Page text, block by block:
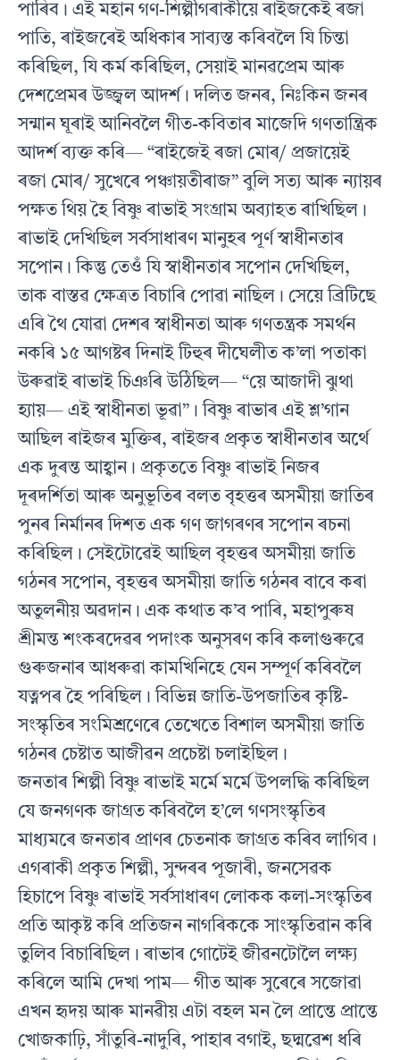
পাৰিব। এই মহান গণ-শিল্পীগৰাকীয়ে ৰাইজকেই ৰজা
পাতি, ৰাইজৰেই অধিকাৰ সাব্যস্ত কৰিবলৈ যি চিন্তা
কৰিছিল, যি কর্ম কৰিছিল, সেয়াই মানৱপ্ৰেম আৰু
দেশপ্রেমৰ উজ্জ্বল আদর্শ। দলিত জনৰ, নিঃকিন জনৰ
সন্মান ঘূৰাই আনিবলৈ গীত-কবিতাৰ মাজেদি গণতান্ত্রিক
আদর্শ ব্যক্ত কৰি— “ৰাইজেই ৰজা মােৰ/ প্রজায়েই
ৰজা মােৰ/ সুখেৰে পঞ্চায়তীৰাজ” বুলি সত্য আৰু ন্যায়ৰ
পক্ষত থিয় হৈ বিষ্ণু ৰাভাই সংগ্রাম অব্যাহত ৰাখিছিল।
ৰাভাই দেখিছিল সর্বসাধাৰণ মানুহৰ পূর্ণ স্বাধীনতাৰ
সপােন। কিন্তু তেওঁ যি স্বাধীনতাৰ সপােন দেখিছিল,
তাক বাস্তৱ ক্ষেত্ৰত বিচাৰি পােৱা নাছিল। সেয়ে ব্রিটিছে
এৰি থৈ যােৱা দেশৰ স্বাধীনতা আৰু গণতন্ত্রক সমর্থন
নকৰি ১৫ আগষ্টৰ দিনাই টিহুৰ দীঘেলীত ক’লা পতাকা
উৰুৱাই ৰাভাই চিঞৰি উঠিছিল— “য়ে আজাদী ঝুথা
হ্যায়— এই স্বাধীনতা ভূৱা”। বিষ্ণু ৰাভাৰ এই শ্ল’গান
আছিল ৰাইজৰ মুক্তিৰ, ৰাইজৰ প্রকৃত স্বাধীনতাৰ অর্থে
এক দুৰন্ত আহ্বান। প্রকৃততে বিষ্ণু ৰাভাই নিজৰ
দূৰদৰ্শিতা আৰু অনুভূতিৰ বলত বৃহত্তৰ অসমীয়া জাতিৰ
পুনৰ নিৰ্মানৰ দিশত এক গণ জাগৰণৰ সপােন ৰচনা
কৰিছিল। সেইটোৱেই আছিল বৃহত্তৰ অসমীয়া জাতি
গঠনৰ সপােন, বৃহত্তৰ অসমীয়া জাতি গঠনৰ বাবে কৰা
অতুলনীয় অৱদান। এক কথাত ক’ব পাৰি, মহাপুৰুষ
শ্ৰীমন্ত শংকৰদেৱৰ পদাংক অনুসৰণ কৰি কলাগুৰুৱে
গুৰুজনাৰ আধৰুৱা কামখিনিহে যেন সম্পূর্ণ কৰিবলৈ
যত্নপৰ হৈ পৰিছিল। বিভিন্ন জাতি-উপজাতিৰ কৃষ্টি-
সংস্কৃতিৰ সংমিশ্রণেৰে তেখেতে বিশাল অসমীয়া জাতি
গঠনৰ চেষ্টাত আজীৱন প্রচেষ্টা চলাইছিল।
জনতাৰ শিল্পী বিষ্ণু ৰাভাই মর্মে মর্মে উপলদ্ধি কৰিছিল
যে জনগণক জাগ্রত কৰিবলৈ হ’লে গণসংস্কৃতিৰ
মাধ্যমৰে জনতাৰ প্ৰাণৰ চেতনাক জাগ্রত কৰিব লাগিব।
এগৰাকী প্রকৃত শিল্পী, সুন্দৰৰ পূজাৰী, জনসেৱক
হিচাপে বিষ্ণু ৰাভাই সর্বসাধাৰণ লােকক কলা-সংস্কৃতিৰ
প্রতি আকৃষ্ট কৰি প্রতিজন নাগৰিককে সাংস্কৃতিৱান কৰি
তুলিব বিচাৰিছিল। ৰাভাৰ গােটেই জীৱনটোলৈ লক্ষ্য
কৰিলে আমি দেখা পাম— গীত আৰু সুৰেৰে সজোৱা
এখন হৃদয় আৰু মানৱীয় এটা বহল মন লৈ প্রান্তে প্রান্তে
খােজকাঢ়ি, সাঁতুৰি-নাদুৰি, পাহাৰ বগাই, ছদ্মৱেশ ধৰি